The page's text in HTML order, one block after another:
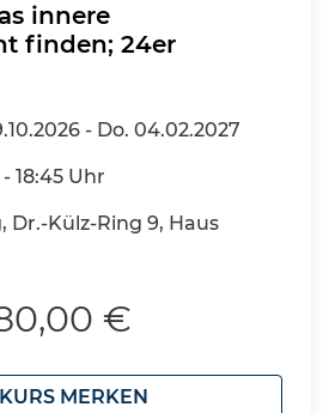
innere
finden; 24er
- Do. 04.02.2027
- 18:45 Uhr
Dr.-Külz-Ring 9, Haus
€
MERKEN